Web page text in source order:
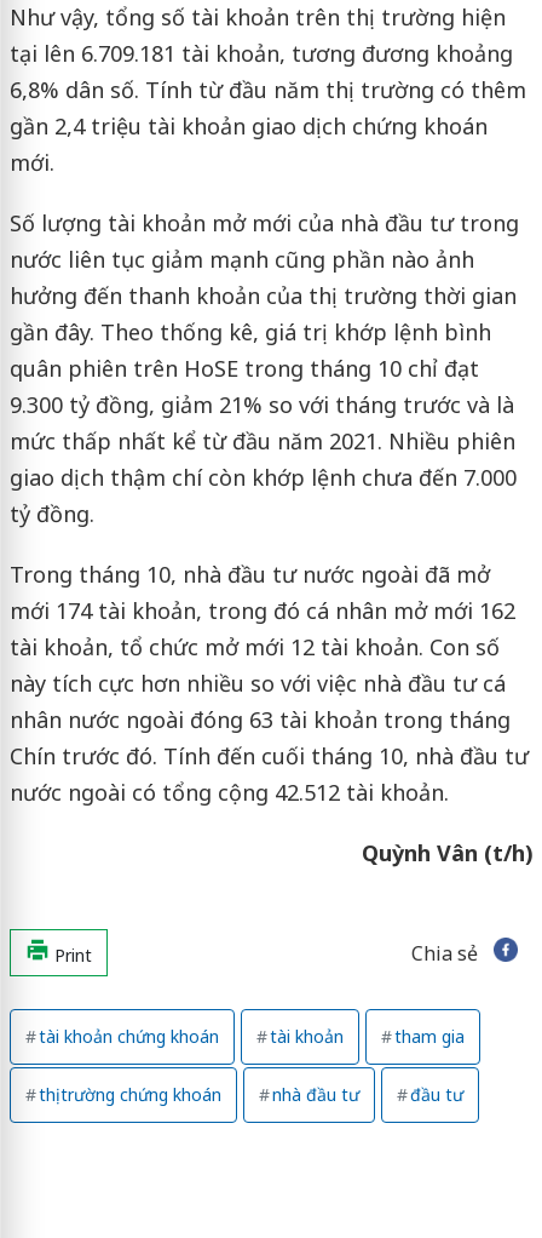
Như vậy, tổng số tài khoản trên thị trường hiện
tại lên 6.709.181 tài khoản, tương đương khoảng
6,8% dân số. Tính từ đầu năm thị trường có thêm
gần 2,4 triệu tài khoản giao dịch chứng khoán
mới.
Số lượng tài khoản mở mới của nhà đầu tư trong
nước liên tục giảm mạnh cũng phần nào ảnh
hưởng đến thanh khoản của thị trường thời gian
gần đây. Theo thống kê, giá trị khớp lệnh bình
quân phiên trên HoSE trong tháng 10 chỉ đạt
9.300 tỷ đồng, giảm 21% so với tháng trước và là
mức thấp nhất kể từ đầu năm 2021. Nhiều phiên
giao dịch thậm chí còn khớp lệnh chưa đến 7.000
tỷ đồng.
Trong tháng 10, nhà đầu tư nước ngoài đã mở
mới 174 tài khoản, trong đó cá nhân mở mới 162
tài khoản, tổ chức mở mới 12 tài khoản. Con số
này tích cực hơn nhiều so với việc nhà đầu tư cá
nhân nước ngoài đóng 63 tài khoản trong tháng
Chín trước đó. Tính đến cuối tháng 10, nhà đầu tư
nước ngoài có tổng cộng 42.512 tài khoản.
Quỳnh Vân (t/h)
Print Chia sẻ
tài khoản chứng khoán tài khoản tham gia
thị trường chứng khoán nhà đầu tư đầu tư